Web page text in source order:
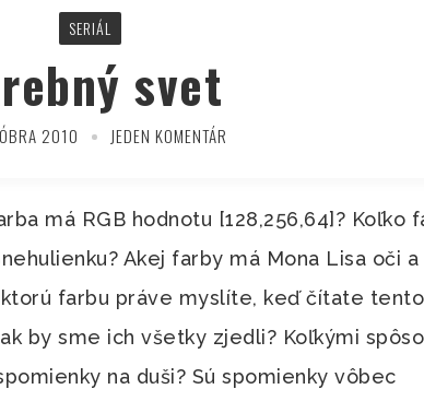
SERIÁL
svet
2010 JEDEN KOMENTÁR
má RGB hodnotu [128,256,64]? Koľko
Akej farby má Mona Lisa oči a
farbu práve myslíte, keď čítate tento
by sme ich všetky zjedli? Koľkými
na duši? Sú spomienky vôbec